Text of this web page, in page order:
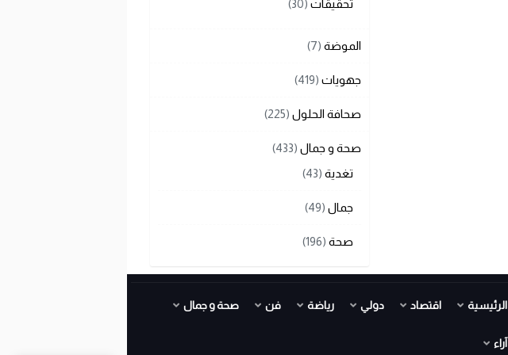
تحقيقات (30)
الموضة (7)
جهويات (419)
صحافة الحلول (225)
صحة و جمال (433)
تغدية (43)
جمال (49)
صحة (196)
الرئيسية اقتصاد دولي رياضة فن صحة و جمال
آراء